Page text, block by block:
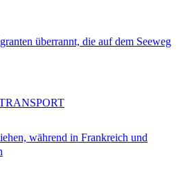
überrannt, die auf dem Seeweg
während in Frankreich und